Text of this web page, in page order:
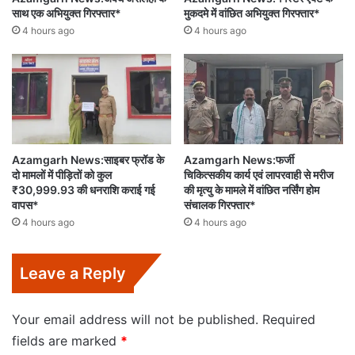
साथ एक अभियुक्त गिरफ्तार*
4 hours ago
मुकदमे में वांछित अभियुक्त गिरफ्तार*
4 hours ago
Azamgarh News:साइबर फ्रॉड के
दो मामलों में पीड़ितों को कुल
₹30,999.93 की धनराशि कराई गई
वापस*
4 hours ago
Azamgarh News:फर्जी
चिकित्सकीय कार्य एवं लापरवाही से मरीज
की मृत्यु के मामले में वांछित नर्सिंग होम
संचालक गिरफ्तार*
4 hours ago
Leave a Reply
Your email address will not be published. Required
fields are marked *